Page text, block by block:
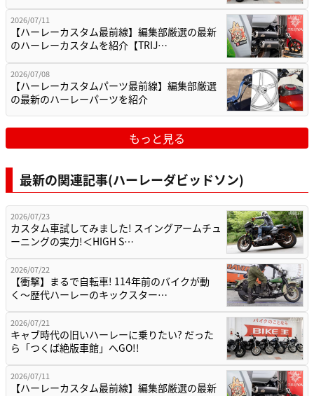
2026/07/11
【ハーレーカスタム最前線】編集部厳選の最新
のハーレーカスタムを紹介【TRIJ…
2026/07/08
【ハーレーカスタムパーツ最前線】編集部厳選
の最新のハーレーパーツを紹介
もっと見る
最新の関連記事(ハーレーダビッドソン)
2026/07/23
カスタム車試してみました! スイングアームチュ
ーニングの実力!＜HIGH S…
2026/07/22
【衝撃】まるで自転車! 114年前のバイクが動
く〜歴代ハーレーのキックスター…
2026/07/21
キャブ時代の旧いハーレーに乗りたい? だった
ら「つくば絶版車館」へGO!!
2026/07/11
【ハーレーカスタム最前線】編集部厳選の最新